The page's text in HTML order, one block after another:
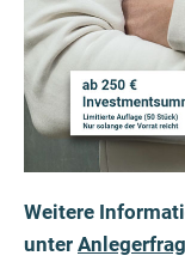
Weitere
unter